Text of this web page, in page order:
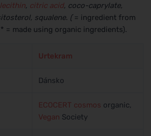
, citric acid, coco-caprylate,
squalene. (= ingredient from
= made using organic ingredients).
Urtekram
Dánsko
ECOCERT cosmos organic,
Vegan Society